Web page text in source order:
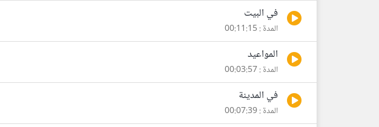
في البيت
المدة : 00:11:15
المواعيد
المدة : 00:03:57
في المدينة
المدة : 00:07:39